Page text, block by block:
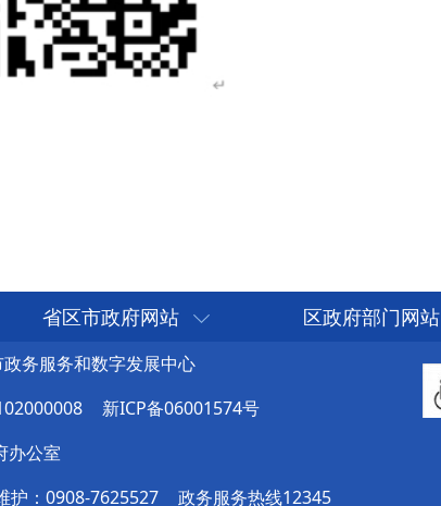
省区市政府网站 区政府部门网站
务服务和数字发展中心
新ICP备06001574号
办公室
护：0908-7625527 政务服务热线12345